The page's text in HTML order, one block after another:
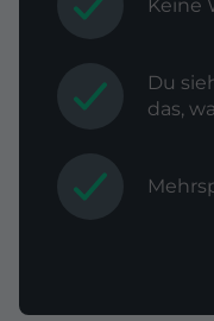
Keine
Du
das,